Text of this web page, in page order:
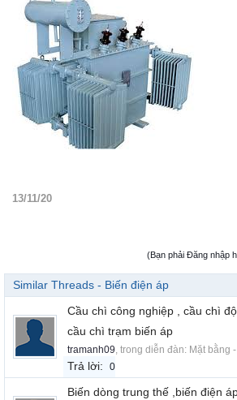
13/11/20
(Bạn phải Đăng nhập
Similar Threads - Biến điện áp
Cầu chì công nghiệp , cầu chì
cầu chì trạm biến áp
tramanh09, trong diễn đàn: Mặt bằng
Trả lời: 0
Biến dòng trung thế ,biến điện